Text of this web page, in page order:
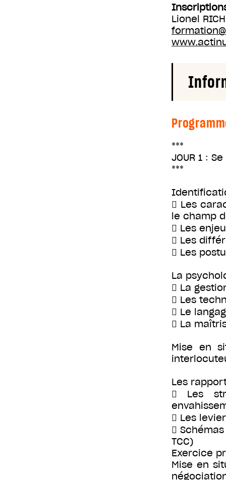
Lionel
***
JOUR 1 :
***
 Les
le champ
 Les
 Les
 Les
La
 La
 Les
 Le
 La
Mise en
Les
 Les
 Les

TCC)
Exercice
Mise en